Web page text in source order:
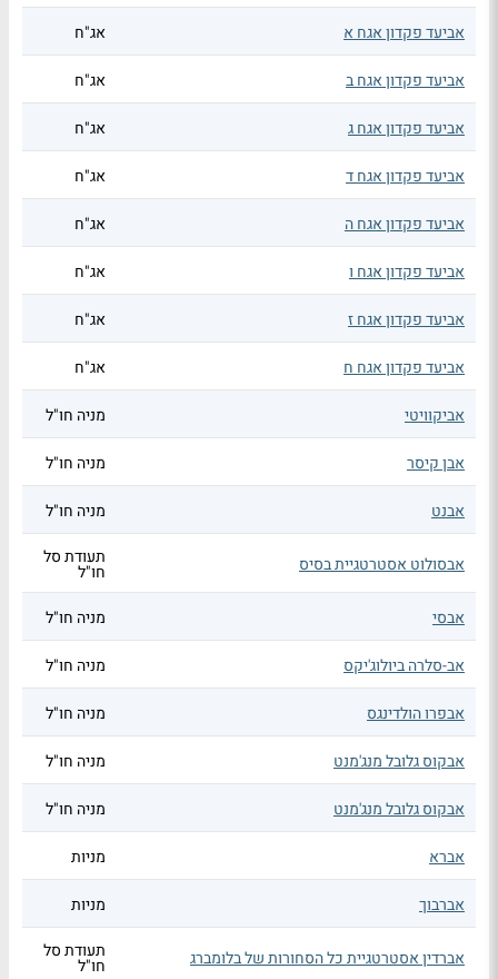
אביעד פקדון אגח א
אג"ח
אביעד פקדון אגח ב אג"ח
אביעד פקדון אגח ג אג"ח
אביעד פקדון אגח ד אג"ח
אביעד פקדון אגח ה אג"ח
אביעד פקדון אגח ו אג"ח
אביעד פקדון אגח ז אג"ח
אביעד פקדון אגח ח אג"ח
אביקוויטי מניה חו"ל
אבן קיסר מניה חו"ל
אבנט מניה חו"ל
אבסולוט אסטרטגיית בסיס תעודת סל
חו"ל
אבסי
מניה חו"ל
אב-סלרה ביולוג'יקס מניה חו"ל
אבפרו הולדינגס מניה חו"ל
אבקוס גלובל מנג'מנט מניה חו"ל
אבקוס גלובל מנג'מנט מניה חו"ל
אברא מניות
אברבוך מניות
אברדין אסטרטגיית כל הסחורות של בלומברג תעודת סל
חו"ל